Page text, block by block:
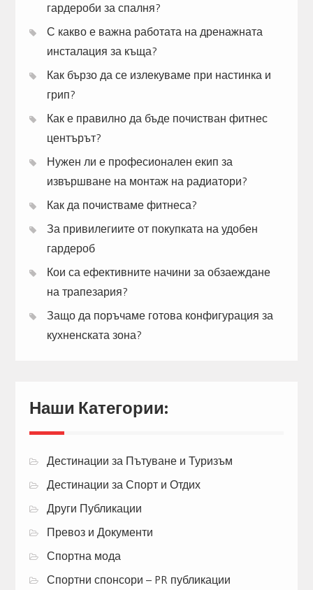
гардероби за спалня?
С какво е важна работата на дренажната
инсталация за къща?
Как бързо да се излекуваме при настинка и
грип?
Как е правилно да бъде почистван фитнес
центърът?
Нужен ли е професионален екип за
извършване на монтаж на радиатори?
Как да почистваме фитнеса?
За привилегиите от покупката на удобен
гардероб
Кои са ефективните начини за обзаеждане
на трапезария?
Защо да поръчаме готова конфигурация за
кухненската зона?
Наши Категории:
Дестинации за Пътуване и Туризъм
Дестинации за Спорт и Отдих
Други Публикации
Превоз и Документи
Спортна мода
Спортни спонсори – PR публикации